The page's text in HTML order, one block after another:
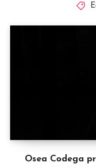
Osea Codega